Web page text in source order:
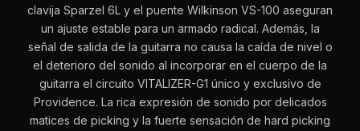
clavija Sparzel 6L y el puente Wilkinson VS-100 aseguran
un ajuste estable para un armado radical. Además, la
señal de salida de la guitarra no causa la caída de nivel o
el deterioro del sonido al incorporar en el cuerpo de la
guitarra el circuito VITALIZER-G1 único y exclusivo de
Providence. La rica expresión de sonido por delicados
matices de picking y la fuerte sensación de hard picking